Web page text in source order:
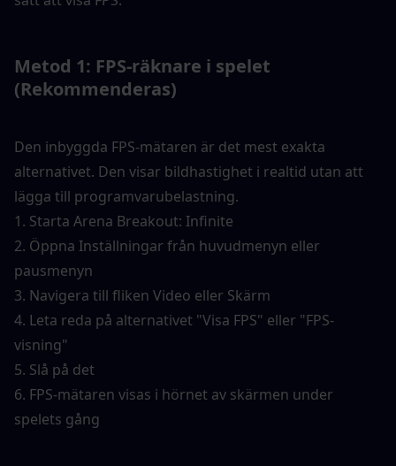
Metod 1: FPS-räknare i spelet
(Rekommenderas)
Den inbyggda FPS-mätaren är det mest exakta
alternativet. Den visar bildhastighet i realtid utan att
lägga till programvarubelastning.
1. Starta Arena Breakout: Infinite
2. Öppna Inställningar från huvudmenyn eller
pausmenyn
3. Navigera till fliken Video eller Skärm
4. Leta reda på alternativet "Visa FPS" eller "FPS-
visning"
5. Slå på det
6. FPS-mätaren visas i hörnet av skärmen under
spelets gång